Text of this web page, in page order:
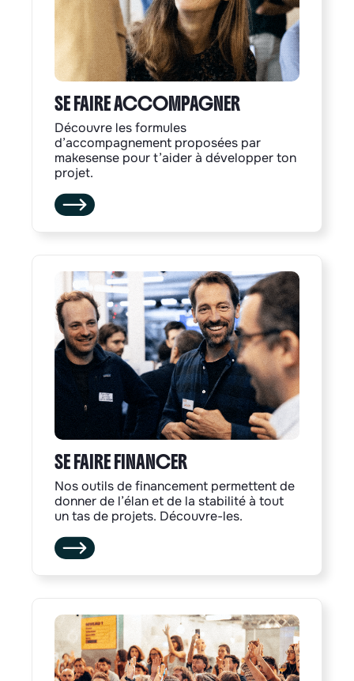
SE FAIRE ACCOMPAGNER
Découvre les formules
d’accompagnement proposées par
makesense pour t’aider à développer ton
projet.
SE FAIRE FINANCER
Nos outils de financement permettent de
donner de l’élan et de la stabilité à tout
un tas de projets. Découvre-les.